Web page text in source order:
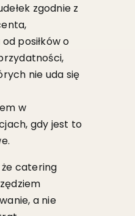
zgodnie z
posiłków o
nie uda się
w
gdy jest to
catering
a nie